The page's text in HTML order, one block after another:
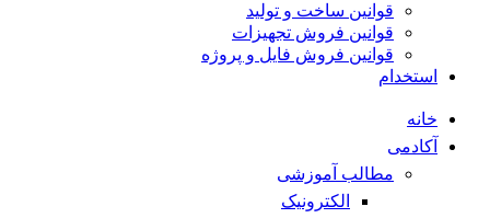
قوانین ساخت و تولید
قوانین فروش تجهیزات
قوانین فروش فایل و پروژه
استخدام
خانه
آکادمی
مطالب آموزشی
الکترونیک